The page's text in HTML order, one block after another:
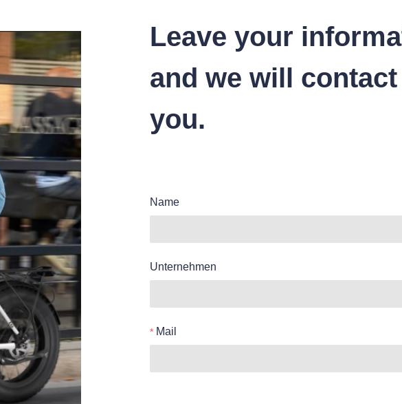
Leave your
and we will contact
you.
Name
Unternehmen
Mail